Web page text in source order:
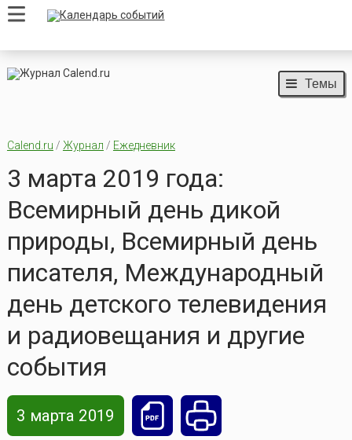
Темы
Calend.ru / Журнал / Ежедневник
3 марта 2019 года:
Всемирный день дикой
природы, Всемирный день
писателя, Международный
день детского телевидения
и радиовещания и другие
события
3 марта 2019